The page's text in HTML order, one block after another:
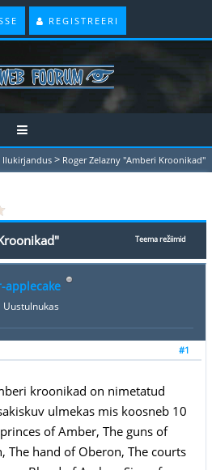
REGISTREERI
Ilukirjandus > Roger Zelazny "Amberi Kroonikad"
Teema režiimid
applecake
Uustulnukas
#1
kroonikad on nimetatud
ulmekas mis koosneb 10
of Amber, The guns of
The hand of Oberon, The courts